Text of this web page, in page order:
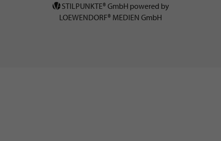
STILPUNKTE® GmbH powered by
LOEWENDORF® MEDIEN GmbH